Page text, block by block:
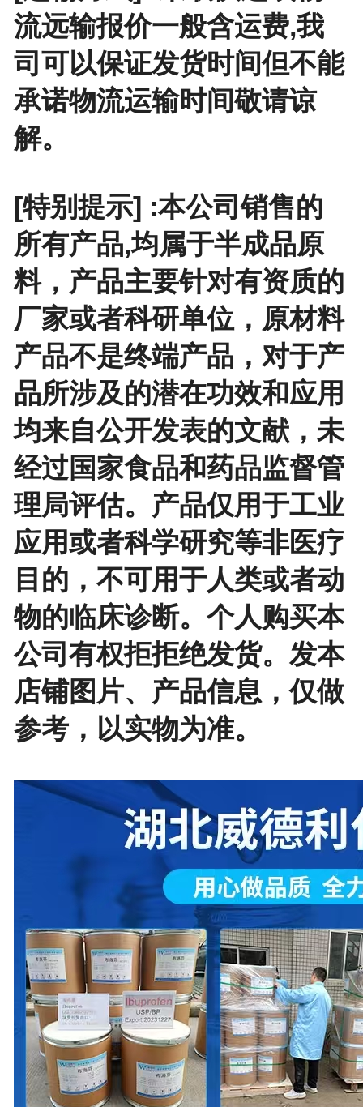
流远输报价一般含运费,我
司可以保证发货时间但不能
承诺物流运输时间敬请谅
解。
[特别提示] :本公司销售的
所有产品,均属于半成品原
料，产品主要针对有资质的
厂家或者科研单位，原材料
产品不是终端产品，对于产
品所涉及的潜在功效和应用
均来自公开发表的文献，未
经过国家食品和药品监督管
理局评估。产品仅用于工业
应用或者科学研究等非医疗
目的，不可用于人类或者动
物的临床诊断。个人购买本
公司有权拒拒绝发货。发本
店铺图片、产品信息，仅做
参考，以实物为准。